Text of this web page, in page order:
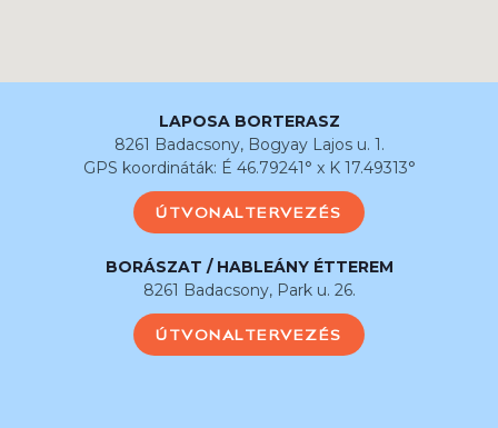
LAPOSA BORTERASZ
8261 Badacsony, Bogyay Lajos u. 1.
GPS koordináták: É 46.79241° x K 17.49313°
ÚTVONALTERVEZÉS
BORÁSZAT / HABLEÁNY ÉTTEREM
8261 Badacsony, Park u. 26.
ÚTVONALTERVEZÉS